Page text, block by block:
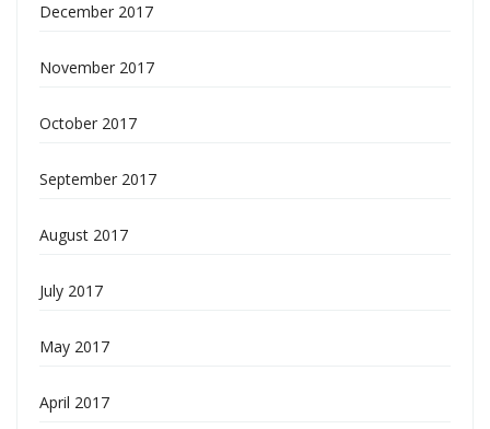
December 2017
November 2017
October 2017
September 2017
August 2017
July 2017
May 2017
April 2017